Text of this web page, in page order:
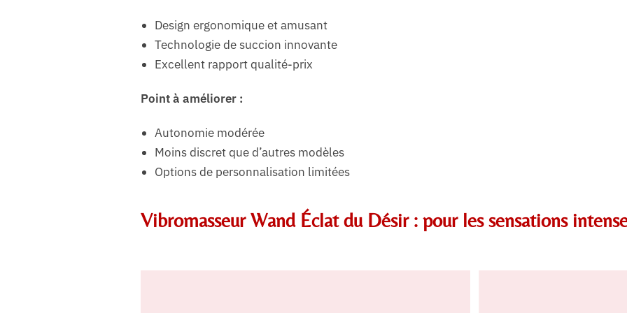
Design ergonomique et amusant
Technologie de succion innovante
Excellent rapport qualité-prix
Point à améliorer :
Autonomie modérée
Moins discret que d’autres modèles
Options de personnalisation limitées
Vibromasseur Wand Éclat du Désir : pour les sensations